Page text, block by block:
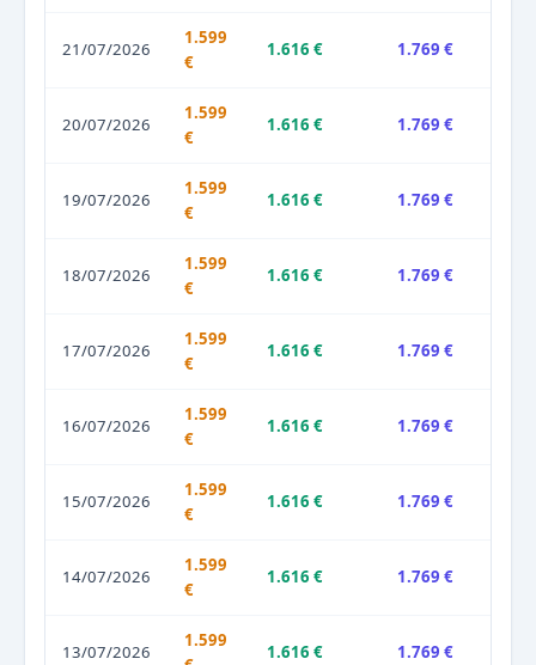
21/07/2026
1.599
€
1.616 € 1.769 €
20/07/2026
1.599
€
1.616 € 1.769 €
19/07/2026
1.599
€
1.616 € 1.769 €
18/07/2026
1.599
€
1.616 € 1.769 €
17/07/2026
1.599
€
1.616 € 1.769 €
16/07/2026
1.599
€
1.616 € 1.769 €
15/07/2026
1.599
€
1.616 € 1.769 €
14/07/2026
1.599
€
1.616 € 1.769 €
13/07/2026
1.599
1.616 € 1.769 €